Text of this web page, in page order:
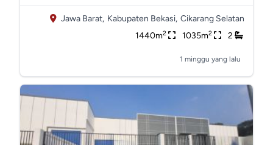
Jawa Barat, Kabupaten Bekasi, Cikarang Selatan
1440m2 1035m2 2
1 minggu yang lalu